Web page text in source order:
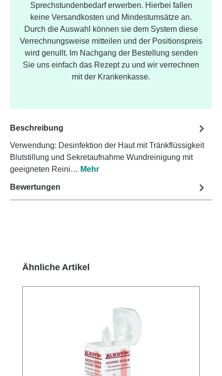
Sprechstundenbedarf erwerben. Hierbei fallen
keine Versandkosten und Mindestumsätze an.
Durch die Auswahl können sie dem System diese
Verrechnungsweise mitteilen und der Positionspreis
wird genullt. Im Nachgang der Bestellung senden
Sie uns einfach das Rezept zu und wir verrechnen
mit der Krankenkasse.
Beschreibung
Verwendung: Desinfektion der Haut mit Tränkflüssigkeit
Blutstillung und Sekretaufnahme Wundreinigung mit
geeigneten Reini… Mehr
Bewertungen
Produktgalerie überspringen
Ähnliche Artikel